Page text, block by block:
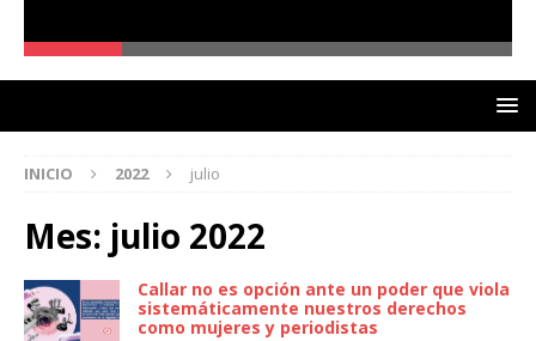
INICIO 2022 julio
Mes: julio 2022
Callar no es opción ante un poder que viola
sistemáticamente nuestros derechos
como mujeres y periodistas